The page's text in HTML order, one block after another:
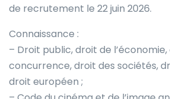
de recrutement le 22 juin 2026.
Connaissance :
– Droit public, droit de
concurrence, droit des sociétés,
droit européen ;